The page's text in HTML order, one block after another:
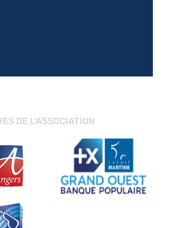
DE L'ASSOCIATION